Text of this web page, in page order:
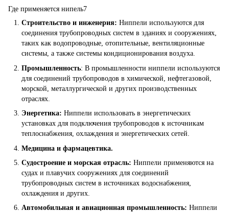
Где применяется нипель7
Строительство и инженерия: Ниппели используются для
соединения трубопроводных систем в зданиях и сооружениях,
таких как водопроводные, отопительные, вентиляционные
системы, а также системы кондиционирования воздуха.
Промышленность: В промышленности ниппели используются
для соединений трубопроводов в химической, нефтегазовой,
морской, металлургической и других производственных
отраслях.
Энергетика: Ниппели использовать в энергетических
установках для подключения трубопроводов к источникам
теплоснабжения, охлаждения и энергетических сетей.
Медицина и фармацевтика.
Судостроение и морская отрасль: Ниппели применяются на
судах и плавучих сооружениях для соединений
трубопроводных систем в источниках водоснабжения,
охлаждения и других.
Автомобильная и авиационная промышленность: Ниппели